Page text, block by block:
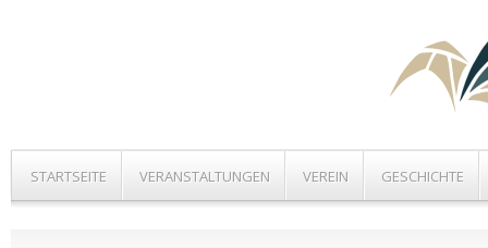
STARTSEITE VERANSTALTUNGEN VEREIN GESCHICHTE